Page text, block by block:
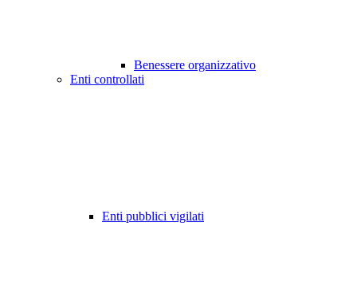
Benessere organizzativo
Enti controllati
Enti pubblici vigilati